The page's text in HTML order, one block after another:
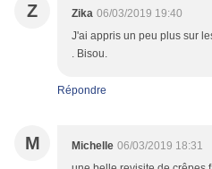
Z Zika 06/03/2019 19:40
J'ai appris un peu plus sur
. Bisou.
Répondre
M Michelle 06/03/2019 18:31